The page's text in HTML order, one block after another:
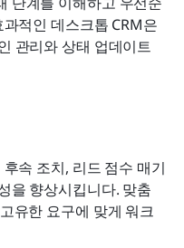
적인 데스크톱 CRM은
관리와 상태 업데이트
속 조치, 리드 점수 매기
을 향상시킵니다. 맞춤
유한 요구에 맞게 워크